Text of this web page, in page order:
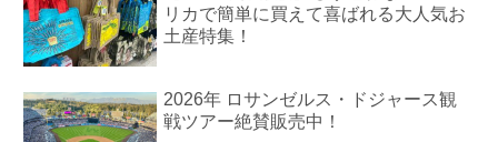
リカで簡単に買えて喜ばれる大人気お
土産特集！
2026年 ロサンゼルス・ドジャース観
戦ツアー絶賛販売中！